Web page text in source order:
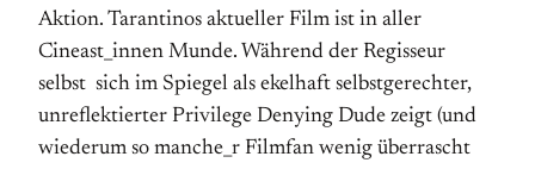
Aktion. Tarantinos aktueller Film ist in aller
Cineast_innen Munde. Während der Regisseur
selbst sich im Spiegel als ekelhaft selbstgerechter,
unreflektierter Privilege Denying Dude zeigt (und
wiederum so manche_r Filmfan wenig überrascht